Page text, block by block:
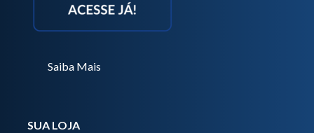
Saiba Mais
SUA LOJA